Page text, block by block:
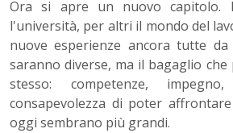
Ora si apre un nuovo capitolo.
l'università, per altri il mondo del
nuove esperienze ancora tutte da
saranno diverse, ma il bagaglio
stesso: competenze,
consapevolezza di poter
oggi sembrano più grandi.